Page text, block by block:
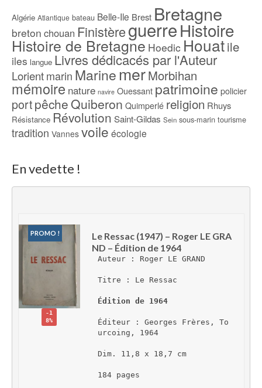
Algérie Atlantique bateau Belle-Ile Brest Bretagne
breton chouan FinistèreguerreHistoire
Histoire de Bretagne Hoedic Houatile
iles langue Livres dédicacés par l'Auteur
Lorientmarin Marine merMorbihan
mémoire nature navire Ouessant patrimoine policier
portpêcheQuiberon Quimperlé religion Rhuys
Résistance Révolution Saint-Gildas Sein sous-marin tourisme
tradition Vannes voile écologie
En vedette !
PROMO !
-1
8%
Le Ressac (1947) – Roger LE GRA
ND – Édition de 1964
Auteur : Roger LE GRAND
Titre : Le Ressac
Édition de 1964
Éditeur : Georges Frères, To
urcoing, 1964
Dim. 11,8 x 18,7 cm
184 pages